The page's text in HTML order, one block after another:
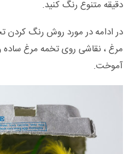
دقیقه متنوع رنگ کنید.
در ادامه در مورد روش رنگ
مرغ ، نقاشی روی تخمه مرغ
آموخت.